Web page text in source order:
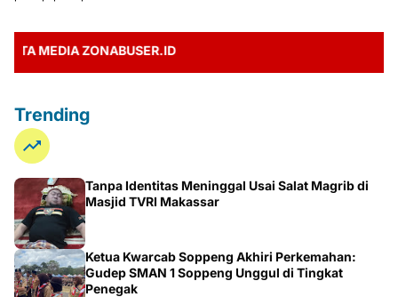
MEDIA ZONABUSER.ID
Trending
Tanpa Identitas Meninggal Usai Salat Magrib di
Masjid TVRI Makassar
Ketua Kwarcab Soppeng Akhiri Perkemahan:
Gudep SMAN 1 Soppeng Unggul di Tingkat
Penegak